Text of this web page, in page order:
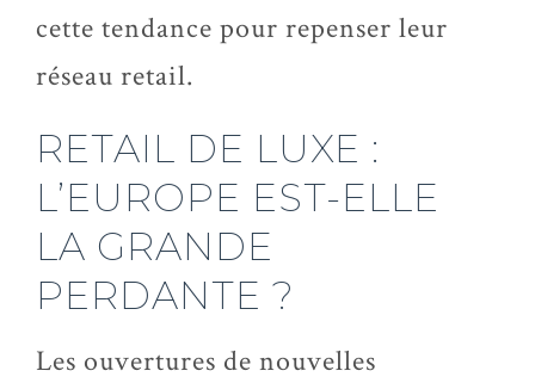
cette tendance pour repenser leur
réseau retail.
RETAIL DE LUXE :
L’EUROPE EST-ELLE
LA GRANDE
PERDANTE ?
Les ouvertures de nouvelles